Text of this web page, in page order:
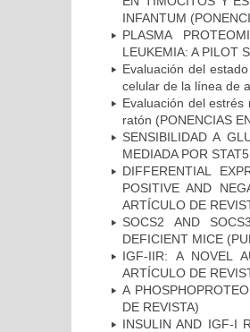
INFANTUM
PLASMA
LEUKEMIA: A PILOT
Evaluación del
celular de la línea de
Evaluación del
ratón (PONENCIAS
SENSIBILIDAD A
MEDIADA POR
DIFFERENTIAL
POSITIVE AND
ARTÍCULO DE
SOCS2 AND
DEFICIENT MICE
IGF-IIR: A NOVEL
ARTÍCULO DE
A
DE REVISTA)
INSULIN AND IGF-I